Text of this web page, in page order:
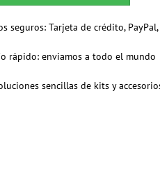
seguros: Tarjeta de crédito,
rápido: enviamos a todo el mundo
sencillas de kits y